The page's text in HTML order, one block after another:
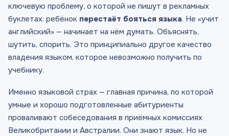
ключевую проблему, о которой не пишут в рекламных
буклетах: ребёнок перестаёт бояться языка. Не «учит
английский» — начинает на нём думать. Объяснять,
шутить, спорить. Это принципиально другое качество
владения языком, которое невозможно получить по
учебнику.
Именно языковой страх — главная причина, по которой
умные и хорошо подготовленные абитуриенты
проваливают собеседования в приёмных комиссиях
Великобритании и Австралии. Они знают язык. Но не